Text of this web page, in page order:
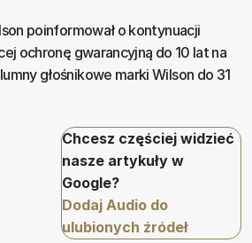
poinformował o kontynuacji
ochronę gwarancyjną do 10 lat na
głośnikowe marki Wilson do 31
Chcesz częściej widzieć
nasze artykuły w
Google?
Dodaj Audio do
ulubionych źródeł